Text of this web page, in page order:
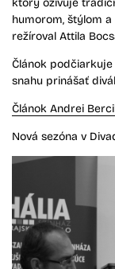
ktorý oživuje
humorom, štýlom
režíroval Attila
Článok
snahu prinášať
Článok Andrei
Nová sezóna v